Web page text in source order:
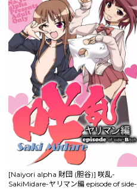
[Naiyori alpha 財団 (胆谷)] 咲乱-
SakiMidare-ヤリマン編 episode of side-